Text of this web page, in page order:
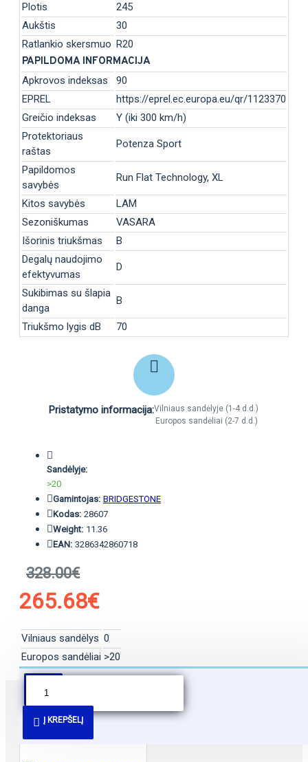
Plotis
245
Aukštis
30
Ratlankio skersmuo R20
PAPILDOMA INFORMACIJA
Apkrovos indeksas
90
EPREL
https://eprel.ec.europa.eu/qr/1123370
Greičio indeksas
Y (iki 300 km/h)
Protektoriaus
raštas
Potenza Sport
Papildomos
savybės
Run Flat Technology, XL
Kitos savybės
LAM
Sezoniškumas
VASARA
Išorinis triukšmas
B
Degalų naudojimo
efektyvumas
D
Sukibimas su šlapia
danga
B
Triukšmo lygis dB 70
Pristatymo informacija:Vilniaus sandėlyje (1-4 d.d.)
Europos sandėliai (2-7 d.d.)
Sandėlyje:
>20
Gamintojas: BRIDGESTONE
Kodas: 28607
Weight: 11.36
EAN: 3286342860718
328.00€
265.68€
Vilniaus sandėlys 0
Europos sandėliai >20
Į KREPŠELĮ
PANAŠŪS PASIŪLYMAI